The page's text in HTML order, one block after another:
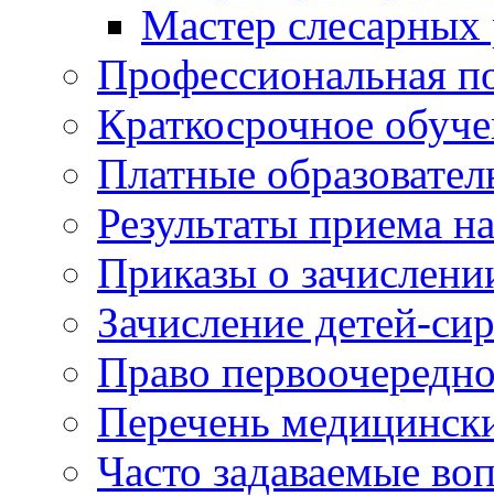
Мастер слесарных
Профессиональная
Краткосрочное
Платные
Результаты приема
Приказы о
Зачисление детей-
Право
Перечень
Часто задаваемые